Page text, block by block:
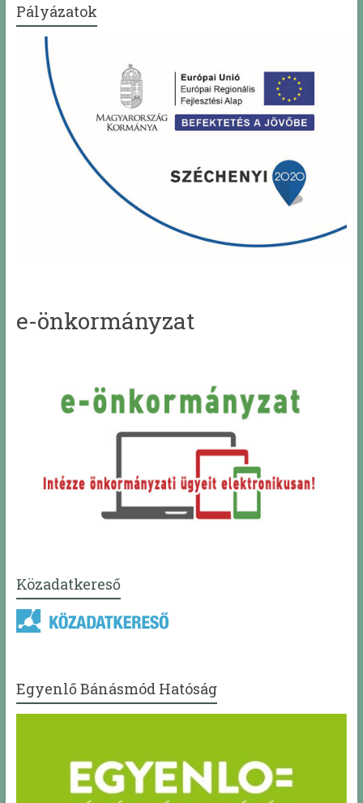
Pályázatok
e-önkormányzat
Közadatkereső
Egyenlő Bánásmód Hatóság